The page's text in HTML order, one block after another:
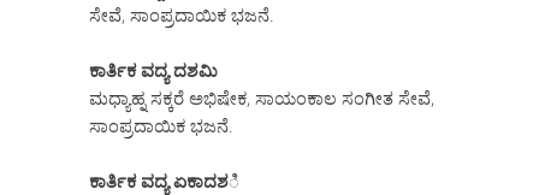
ಸೇವೆ, ಸಾಂಪ್ರದಾಯಿಕ ಭಜನೆ.
ಕಾರ್ತಿಕ ವದ್ಯ ದಶಮಿ
ಮಧ್ಯಾಹ್ನ ಸಕ್ಕರೆ ಅಭಿಷೇಕ, ಸಾಯಂಕಾಲ ಸಂಗೀತ ಸೇವೆ,
ಸಾಂಪ್ರದಾಯಿಕ ಭಜನೆ.
ಕಾರ್ತಿಕ ವದ್ಯ ಏಕಾದಶಿ